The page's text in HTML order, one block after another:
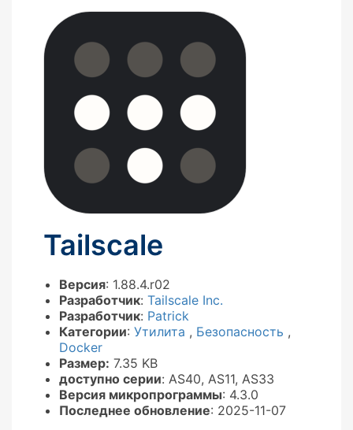
Tailscale
Версия: 1.88.4.r02
Разработчик: Tailscale Inc.
Разработчик: Patrick
Категории: Утилита , Безопасность ,
Docker
Размер: 7.35 KB
доступно серии: AS40, AS11, AS33
Версия микропрограммы: 4.3.0
Последнее обновление: 2025-11-07